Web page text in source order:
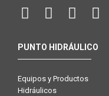
PUNTO HIDRÁULICO
Equipos y Productos
Hidráulicos